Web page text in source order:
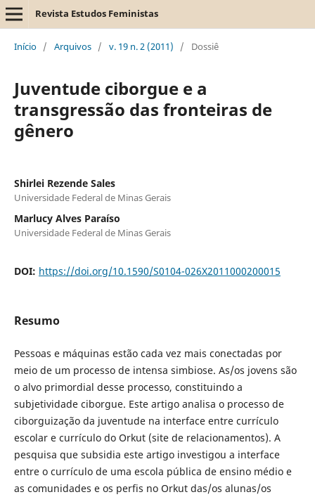
Revista Estudos Feministas
Início / Arquivos / v. 19 n. 2 (2011) / Dossiê
Juventude ciborgue e a
transgressão das fronteiras de
gênero
Shirlei Rezende Sales
Universidade Federal de Minas Gerais
Marlucy Alves Paraíso
Universidade Federal de Minas Gerais
DOI: https://doi.org/10.1590/S0104-026X2011000200015
Resumo
Pessoas e máquinas estão cada vez mais conectadas por
meio de um processo de intensa simbiose. As/os jovens são
o alvo primordial desse processo, constituindo a
subjetividade ciborgue. Este artigo analisa o processo de
ciborguização da juventude na interface entre currículo
escolar e currículo do Orkut (site de relacionamentos). A
pesquisa que subsidia este artigo investigou a interface
entre o currículo de uma escola pública de ensino médio e
as comunidades e os perfis no Orkut das/os alunas/os